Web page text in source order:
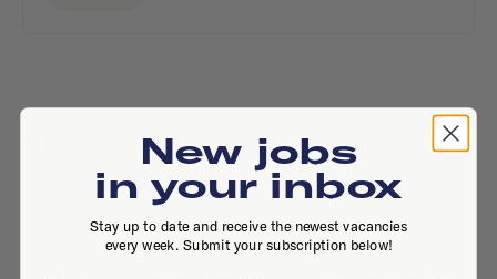
Active jobs
No active jobs right now
New jobs
in your inbox
Stay up to date and receive the newest vacancies
every week. Submit your subscription below!